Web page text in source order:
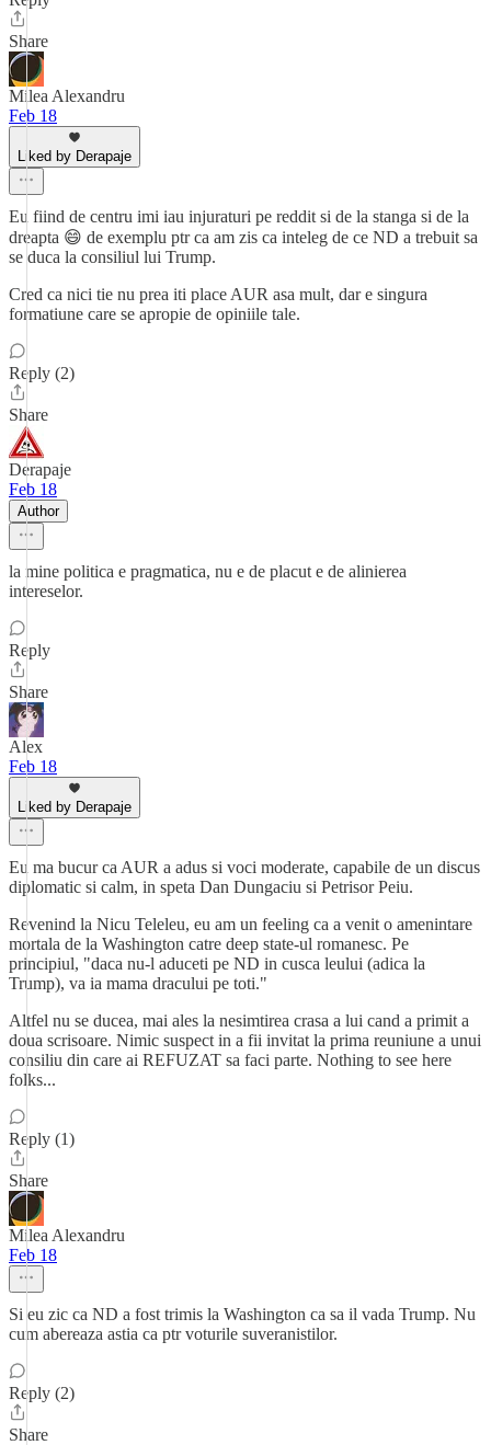
Share
Milea Alexandru
Feb 18
Liked by Derapaje
Eu fiind de centru imi iau injuraturi pe reddit si de la stanga si de la
dreapta 😄 de exemplu ptr ca am zis ca inteleg de ce ND a trebuit sa
se duca la consiliul lui Trump.
Cred ca nici tie nu prea iti place AUR asa mult, dar e singura
formatiune care se apropie de opiniile tale.
Reply (2)
Share
Derapaje
Feb 18
Author
la mine politica e pragmatica, nu e de placut e de alinierea
intereselor.
Reply
Share
Alex
Feb 18
Liked by Derapaje
Eu ma bucur ca AUR a adus si voci moderate, capabile de un discus
diplomatic si calm, in speta Dan Dungaciu si Petrisor Peiu.
Revenind la Nicu Teleleu, eu am un feeling ca a venit o amenintare
mortala de la Washington catre deep state-ul romanesc. Pe
principiul, "daca nu-l aduceti pe ND in cusca leului (adica la
Trump), va ia mama dracului pe toti."
Altfel nu se ducea, mai ales la nesimtirea crasa a lui cand a primit a
doua scrisoare. Nimic suspect in a fii invitat la prima reuniune a unui
consiliu din care ai REFUZAT sa faci parte. Nothing to see here
folks...
Reply (1)
Share
Milea Alexandru
Feb 18
Si eu zic ca ND a fost trimis la Washington ca sa il vada Trump. Nu
cum abereaza astia ca ptr voturile suveranistilor.
Reply (2)
Share